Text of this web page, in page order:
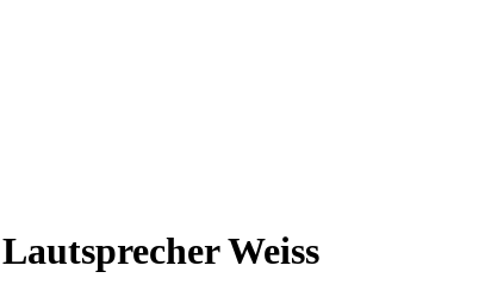
Weiss